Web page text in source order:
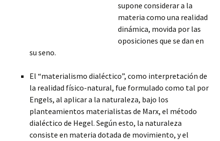
supone considerar a la
materia como una realidad
dinámica, movida por las
oposiciones que se dan en
su seno.
El “materialismo dialéctico”, como interpretación de
la realidad físico-natural, fue formulado como tal por
Engels, al aplicar a la naturaleza, bajo los
planteamientos materialistas de Marx, el método
dialéctico de Hegel. Según esto, la naturaleza
consiste en materia dotada de movimiento, y el